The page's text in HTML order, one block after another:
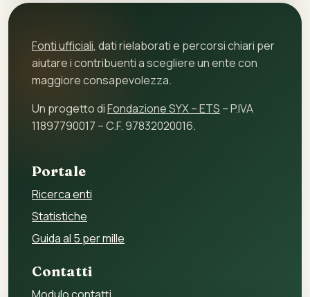
Fonti ufficiali, dati rielaborati e percorsi chiari per
aiutare i contribuenti a scegliere un ente con
maggiore consapevolezza.
Un progetto diFondazione SYX – ETS – P.IVA
11897790017 – C.F. 97832020016.
Portale
Ricerca enti
Statistiche
Guida al 5 per mille
Contatti